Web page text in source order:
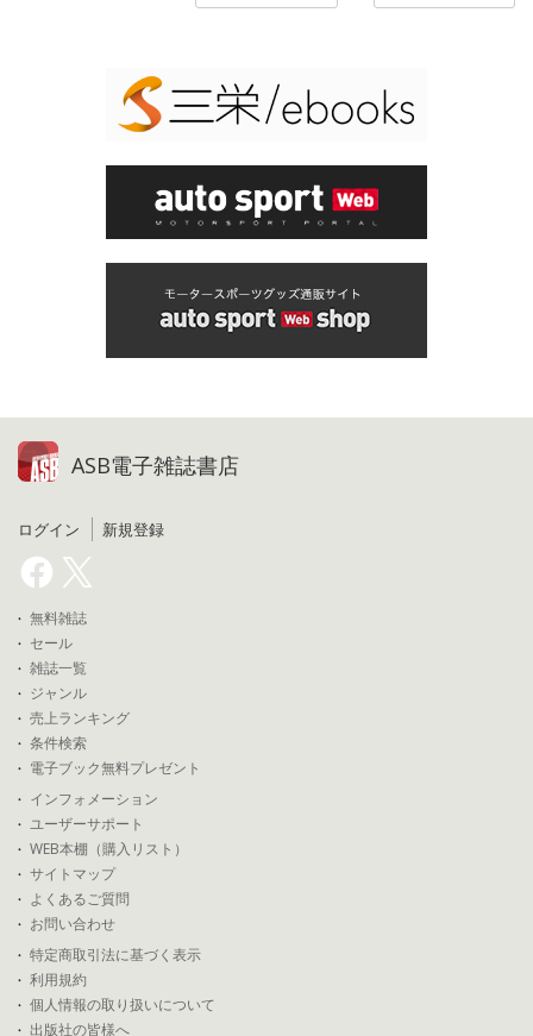
ASB電子雑誌書店
ログイン 新規登録
無料雑誌
セール
雑誌一覧
ジャンル
売上ランキング
条件検索
電子ブック無料プレゼント
インフォメーション
ユーザーサポート
WEB本棚（購入リスト）
サイトマップ
よくあるご質問
お問い合わせ
特定商取引法に基づく表示
利用規約
個人情報の取り扱いについて
出版社の皆様へ